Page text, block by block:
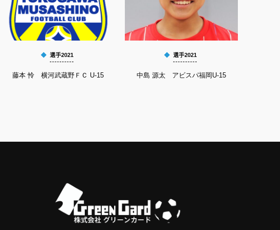
選手2021
藤本 怜 横河武蔵野ＦＣ U-15
選手2021
中島 源太 アビスパ福岡U-15